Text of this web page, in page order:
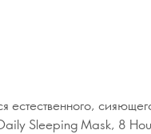
естественного,
Sleeping Mask, 8